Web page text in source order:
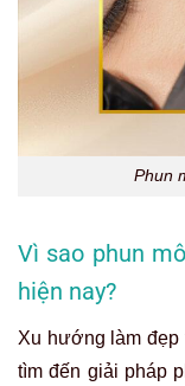
Phun
Vì sao phun
hiện nay?
Xu hướng làm đẹp
tìm đến giải pháp